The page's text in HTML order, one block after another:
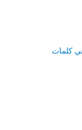
في كلمات